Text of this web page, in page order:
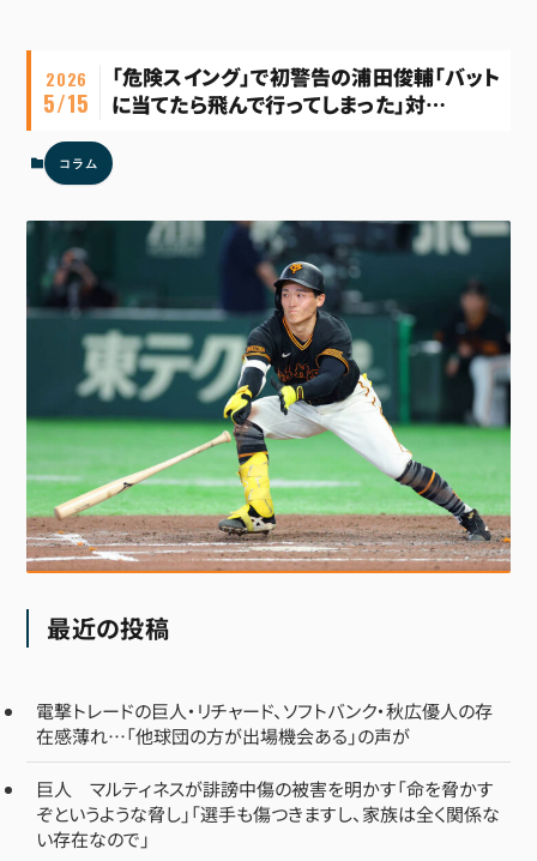
「危険スイング」で初警告の浦田俊輔「バット
に当てたら飛んで行ってしまった」対…
2026
5/15
コラム
最近の投稿
電撃トレードの巨人・リチャード、ソフトバンク・秋広優人の存
在感薄れ…「他球団の方が出場機会ある」の声が
巨人 マルティネスが誹謗中傷の被害を明かす「命を脅かす
ぞというような脅し」「選手も傷つきますし、家族は全く関係な
い存在なので」